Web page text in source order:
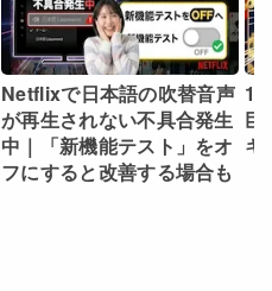
Netflixで日本語の吹替音声
が再生されない不具合発生
中｜「新機能テスト」をオ
フにすると改善する場合も
1
巨
キ